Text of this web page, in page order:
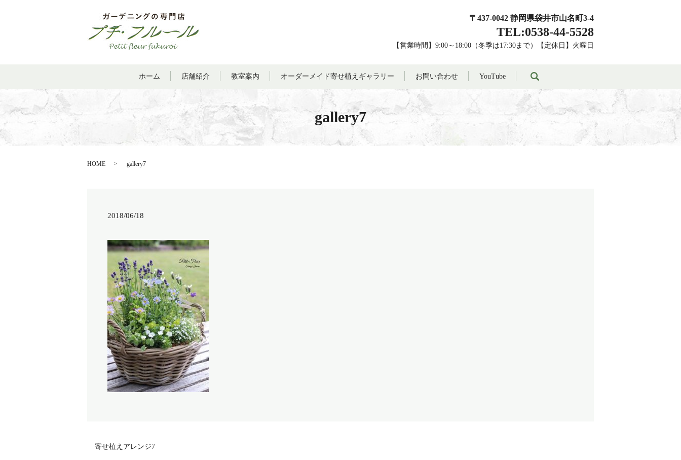
〒437-0042 静岡県袋井市山名町3-4
TEL:0538-44-5528
【営業時間】9:00～18:00（冬季は17:30まで）【定休日】火曜日
ホーム 店舗紹介 教室案内 オーダーメイド寄せ植えギャラリー お問い合わせ YouTube
gallery7
HOME gallery7
2018/06/18
寄せ植えアレンジ7